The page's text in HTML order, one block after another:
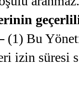
(1) Bu
izin süresi